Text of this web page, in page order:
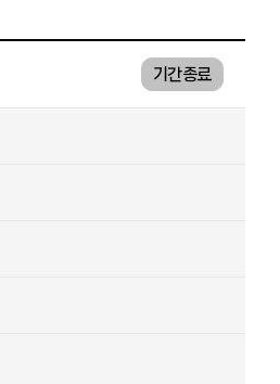
기간종료